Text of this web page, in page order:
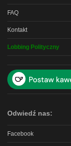
FAQ
Kontakt
Lobbing Polityczny
Odwiedź nas:
Facebook